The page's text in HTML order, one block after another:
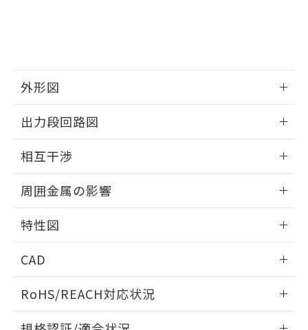
外形図
外形図
出力段回路図
出力段回路図
相互干渉
相互干渉
A: 30mm以上、B: 20mm以上
周囲金属の影響
周囲金属の影響
特性図
検出物体の大きさと材質による影響
CAD
ドすることができます。
RoHS/REACH対応状況
および当社の共同利用者が、当社の製
※当社の共同利用者とは、
の共同利用に関して"
の「1.共同利
指します。
とができます。
EU RoHS指令（10物質）の非含有証明書
51物質の非含有証明書（当社基準）
※本証明書は発行日時点で非含有を証明す
るもので、過去に遡って非含有を証明する
また、RoHS指令のフタル酸エステル類４
物質の対応では、対応完了までの期間は出
荷製品に未対応品が混在することから備考
り、2022年1月12日より割愛しておりま
す。